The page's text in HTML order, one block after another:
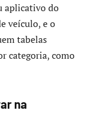
aplicativo do
veículo, e o
tabelas
categoria, como
na